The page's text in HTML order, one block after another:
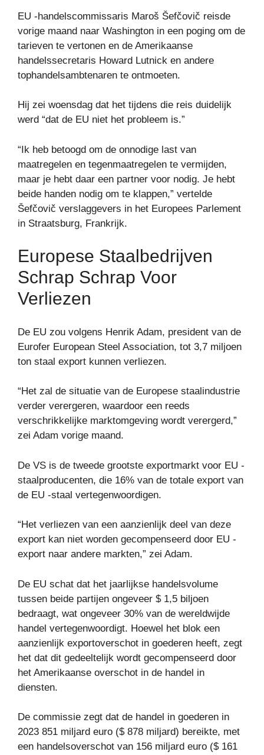
EU -handelscommissaris Maroš Šefčovič reisde
vorige maand naar Washington in een poging om de
tarieven te vertonen en de Amerikaanse
handelssecretaris Howard Lutnick en andere
tophandelsambtenaren te ontmoeten.
Hij zei woensdag dat het tijdens die reis duidelijk
werd “dat de EU niet het probleem is.”
“Ik heb betoogd om de onnodige last van
maatregelen en tegenmaatregelen te vermijden,
maar je hebt daar een partner voor nodig. Je hebt
beide handen nodig om te klappen,” vertelde
Šefčovič verslaggevers in het Europees Parlement
in Straatsburg, Frankrijk.
Europese Staalbedrijven
Schrap Schrap Voor
Verliezen
De EU zou volgens Henrik Adam, president van de
Eurofer European Steel Association, tot 3,7 miljoen
ton staal export kunnen verliezen.
“Het zal de situatie van de Europese staalindustrie
verder verergeren, waardoor een reeds
verschrikkelijke marktomgeving wordt verergerd,”
zei Adam vorige maand.
De VS is de tweede grootste exportmarkt voor EU -
staalproducenten, die 16% van de totale export van
de EU -staal vertegenwoordigen.
“Het verliezen van een aanzienlijk deel van deze
export kan niet worden gecompenseerd door EU -
export naar andere markten,” zei Adam.
De EU schat dat het jaarlijkse handelsvolume
tussen beide partijen ongeveer $ 1,5 biljoen
bedraagt, wat ongeveer 30% van de wereldwijde
handel vertegenwoordigt. Hoewel het blok een
aanzienlijk exportoverschot in goederen heeft, zegt
het dat dit gedeeltelijk wordt gecompenseerd door
het Amerikaanse overschot in de handel in
diensten.
De commissie zegt dat de handel in goederen in
2023 851 miljard euro ($ 878 miljard) bereikte, met
een handelsoverschot van 156 miljard euro ($ 161